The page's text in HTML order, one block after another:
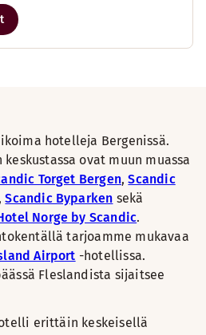
hotelleja Bergenissä.
ovat muun muassa
Torget Bergen,Scandic
Scandic Byparken sekä
Norge by Scandic.
tarjoamme mukavaa
Airport -hotellissa.
Fleslandista sijaitsee
erittäin keskeisellä